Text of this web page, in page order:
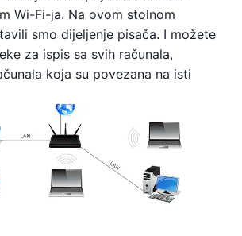
Wi-Fi-ja. Na ovom stolnom
smo dijeljenje pisača. I možete
za ispis sa svih računala,
koja su povezana na isti